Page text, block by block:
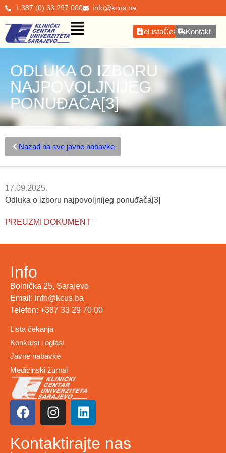
+ 387 (0) 33 297 000 info@kcus.ba
eListaČekanjaKontakt
ODLUKA O IZBORU
NAJPOVOLJNIJEG
PONUĐAČA[3]
Nazad na sve javne nabavke
17.09.2025.
Odluka o izboru najpovoljnijeg ponuđača[3]
PREUZMI DOKUMENT
Info
Bolnička 25, Sarajevo
Email: info@kcus.ba
Telefon: +387 33 29 70 00
Lista čekanja
Konkursi i oglasi
Javne nabavke
Medicinski žurnal
Kontaktirajte nas